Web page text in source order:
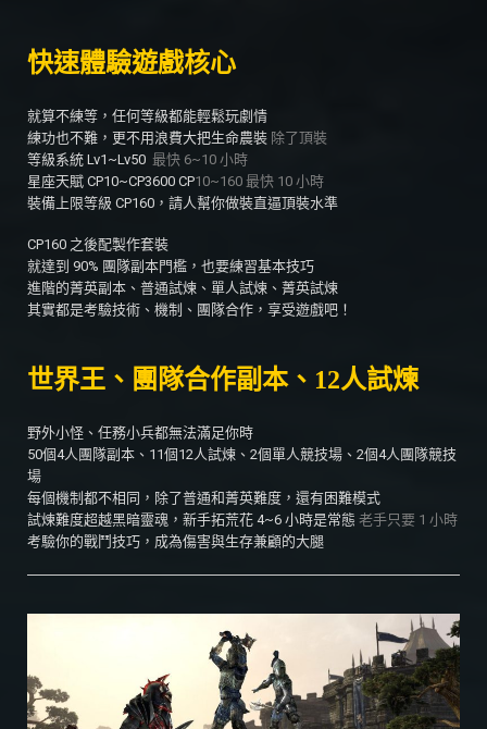
快速體驗遊戲核心
就算不練等，任何等級都能輕鬆玩劇情
練功也不難，更不用浪費大把生命農裝 除了頂裝
等級系統 Lv1~Lv50 最快 6~10 小時
星座天賦 CP10~CP3600 CP10~160 最快 10 小時
裝備上限等級 CP160，請人幫你做裝直逼頂裝水準
CP160 之後配製作套裝
就達到 90% 團隊副本門檻，也要練習基本技巧
進階的菁英副本、普通試煉、單人試煉、菁英試煉
其實都是考驗技術、機制、團隊合作，享受遊戲吧！
世界王、團隊合作副本、12人試煉
野外小怪、任務小兵都無法滿足你時
50個4人團隊副本、11個12人試煉、2個單人競技場、2個4人團隊競技
場
每個機制都不相同，除了普通和菁英難度，還有困難模式
試煉難度超越黑暗靈魂，新手拓荒花 4~6 小時是常態 老手只要 1 小時
考驗你的戰鬥技巧，成為傷害與生存兼顧的大腿